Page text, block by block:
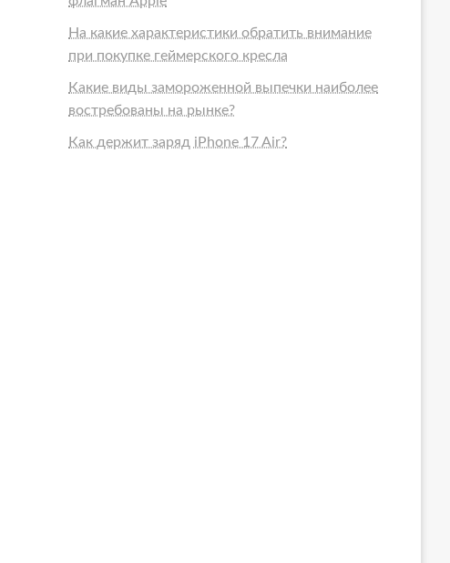
На какие характеристики обратить внимание
при покупке геймерского кресла
Какие виды замороженной выпечки наиболее
востребованы на рынке?
Как держит заряд iPhone 17 Air?